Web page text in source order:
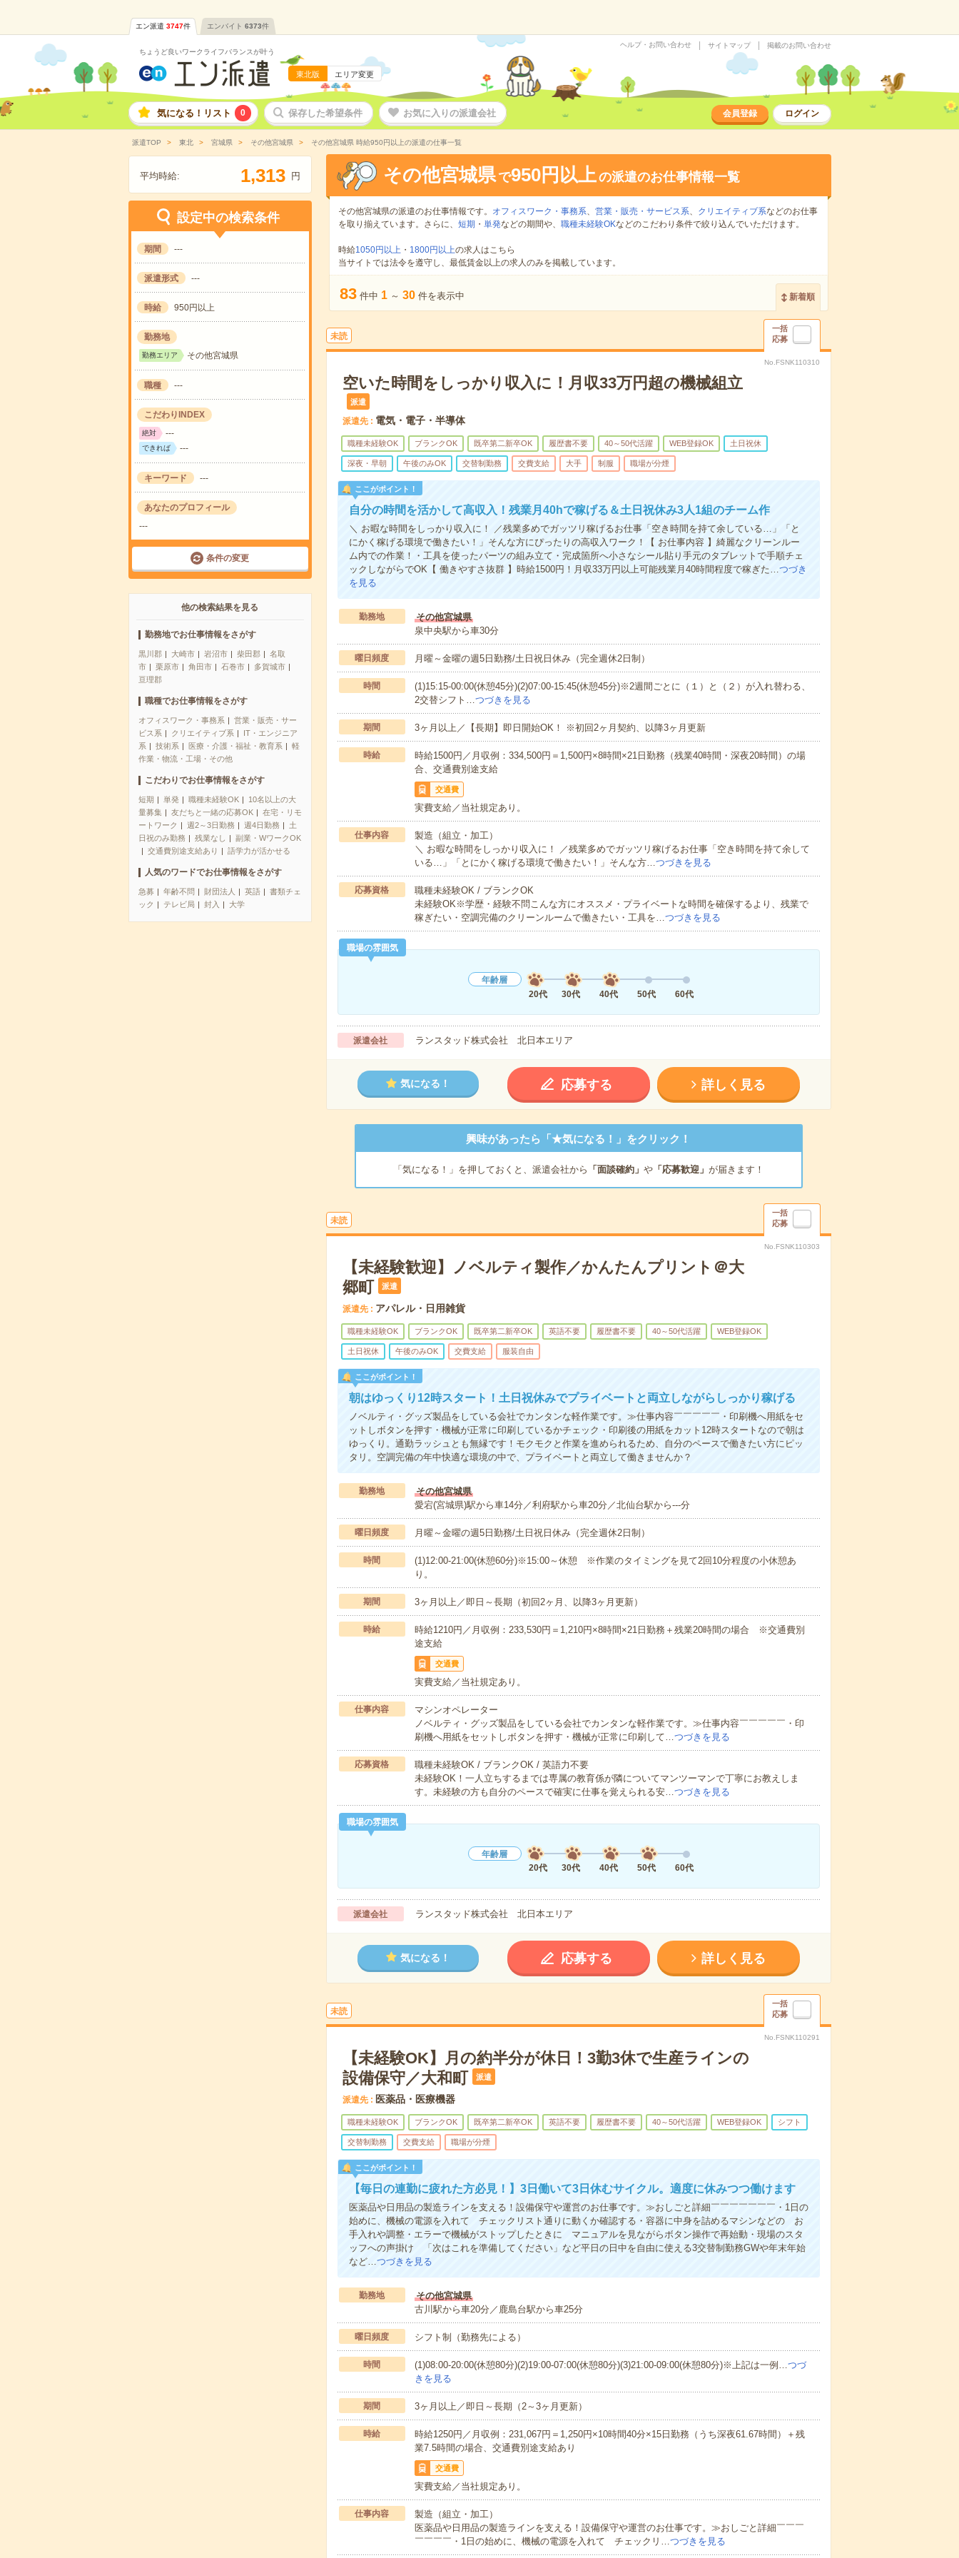
エン派遣 3747件 エンバイト 6373件
ちょうど良いワークライフバランスが叶う
東北版 エリア変更
ヘルプ・お問い合わせ サイトマップ 掲載のお問い合わせ
気になる！リスト 0 保存した希望条件 お気に入りの派遣会社 会員登録 ログイン
派遣TOP 東北 宮城県 その他宮城県 その他宮城県 時給950円以上の派遣の仕事一覧
平均時給: 1,313 円
設定中の検索条件
期間 ---
派遣形式 ---
時給 950円以上
勤務地
勤務エリア その他宮城県
職種 ---
こだわりINDEX
絶対 ---
できれば ---
キーワード ---
あなたのプロフィール
---
条件の変更
他の検索結果を見る
勤務地でお仕事情報をさがす
黒川郡 大崎市 岩沼市 柴田郡
名取
市
栗原市 角田市 石巻市
多賀城市
亘理郡
職種でお仕事情報をさがす
オフィスワーク・事務系
営業・販売・サー
ビス系
クリエイティブ系
IT・エンジニア
系
技術系 医療・介護・福祉・教育系
軽
作業・物流・工場・その他
こだわりでお仕事情報をさがす
短期 単発 職種未経験OK
10名以上の大
量募集
友だちと一緒の応募OK
在宅・リモ
ートワーク
週2～3日勤務 週4日勤務
土
日祝のみ勤務
残業なし
副業・WワークOK
交通費別途支給あり
語学力が活かせる
人気のワードでお仕事情報をさがす
急募 年齢不問 財団法人 英語
書類チェ
ック
テレビ局 封入 大学
その他宮城県 で950円以上の派遣のお仕事情報一覧
その他宮城県の派遣のお仕事情報です。 オフィスワーク・事務系、 営業・販売・サービス系、 クリエイティブ系などのお仕事
を取り揃えています。さらに、 短期 ・ 単発などの期間や、 職種未経験OKなどのこだわり条件で絞り込んでいただけます。
時給1050円以上・ 1800円以上の求人はこちら
当サイトでは法令を遵守し、最低賃金以上の求人のみを掲載しています。
83 件中 1 ～ 30 件を表示中 新着順
未読
一括
応募
No.FSNK110310
空いた時間をしっかり収入に！月収33万円超の機械組立
派遣
派遣先 電気・電子・半導体
職種未経験OK ブランクOK 既卒第二新卒OK 履歴書不要 40～50代活躍 WEB登録OK 土日祝休
深夜・早朝 午後のみOK 交替制勤務 交費支給 大手 制服 職場が分煙
ここがポイント！
自分の時間を活かして高収入！残業月40hで稼げる＆土日祝休み3人1組のチーム作
＼ お暇な時間をしっかり収入に！ ／残業多めでガッツリ稼げるお仕事「空き時間を持て余している…」「と
にかく稼げる環境で働きたい！」そんな方にぴったりの高収入ワーク！【 お仕事内容 】綺麗なクリーンルー
ム内での作業！・工具を使ったパーツの組み立て・完成箇所へ小さなシール貼り手元のタブレットで手順チェ
ックしながらでOK【 働きやすさ抜群 】時給1500円！月収33万円以上可能残業月40時間程度で稼ぎた…つづき
を見る
勤務地
その他宮城県
泉中央駅から車30分
曜日頻度 月曜～金曜の週5日勤務/土日祝日休み（完全週休2日制）
時間
(1)15:15-00:00(休憩45分)(2)07:00-15:45(休憩45分)※2週間ごとに（１）と（２）が入れ替わる、
2交替シフト…つづきを見る
期間 3ヶ月以上／【長期】即日開始OK！ ※初回2ヶ月契約、以降3ヶ月更新
時給
時給1500円／月収例：334,500円＝1,500円×8時間×21日勤務（残業40時間・深夜20時間）の場
合、交通費別途支給
交通費
実費支給／当社規定あり。
仕事内容
製造（組立・加工）
＼ お暇な時間をしっかり収入に！ ／残業多めでガッツリ稼げるお仕事「空き時間を持て余して
いる…」「とにかく稼げる環境で働きたい！」そんな方…つづきを見る
応募資格
職種未経験OK / ブランクOK
未経験OK※学歴・経験不問こんな方にオススメ・プライベートな時間を確保するより、残業で
稼ぎたい・空調完備のクリーンルームで働きたい・工具を…つづきを見る
職場の雰囲気
年齢層
20代
30代 40代 50代 60代
派遣会社 ランスタッド株式会社 北日本エリア
気になる！ 応募する 詳しく見る
興味があったら「★気になる！」をクリック！
「気になる！」を押しておくと、派遣会社から 「面談確約」 や「応募歓迎」 が届きます！
未読
一括
応募
No.FSNK110303
【未経験歓迎】ノベルティ製作／かんたんプリント＠大
郷町
派遣
派遣先 アパレル・日用雑貨
職種未経験OK ブランクOK 既卒第二新卒OK 英語不要 履歴書不要 40～50代活躍 WEB登録OK
土日祝休 午後のみOK 交費支給 服装自由
ここがポイント！
朝はゆっくり12時スタート！土日祝休みでプライベートと両立しながらしっかり稼げる
ノベルティ・グッズ製品をしている会社でカンタンな軽作業です。≫仕事内容￣￣￣￣￣・印刷機へ用紙をセ
ットしボタンを押す・機械が正常に印刷しているかチェック・印刷後の用紙をカット12時スタートなので朝は
ゆっくり。通勤ラッシュとも無縁です！モクモクと作業を進められるため、自分のペースで働きたい方にピッ
タリ。空調完備の年中快適な環境の中で、プライベートと両立して働きませんか？
勤務地
その他宮城県
愛宕(宮城県)駅から車14分／利府駅から車20分／北仙台駅から---分
曜日頻度 月曜～金曜の週5日勤務/土日祝日休み（完全週休2日制）
時間
(1)12:00-21:00(休憩60分)※15:00～休憩 ※作業のタイミングを見て2回10分程度の小休憩あ
り。
期間 3ヶ月以上／即日～長期（初回2ヶ月、以降3ヶ月更新）
時給
時給1210円／月収例：233,530円＝1,210円×8時間×21日勤務＋残業20時間の場合 ※交通費別
途支給
交通費
実費支給／当社規定あり。
仕事内容
マシンオペレーター
ノベルティ・グッズ製品をしている会社でカンタンな軽作業です。≫仕事内容￣￣￣￣￣・印
刷機へ用紙をセットしボタンを押す・機械が正常に印刷して… つづきを見る
応募資格
職種未経験OK / ブランクOK / 英語力不要
未経験OK！一人立ちするまでは専属の教育係が隣についてマンツーマンで丁寧にお教えしま
す。未経験の方も自分のペースで確実に仕事を覚えられる安… つづきを見る
職場の雰囲気
年齢層
20代
30代 40代 50代 60代
派遣会社 ランスタッド株式会社 北日本エリア
気になる！ 応募する 詳しく見る
未読
一括
応募
No.FSNK110291
【未経験OK】月の約半分が休日！3勤3休で生産ラインの
設備保守／大和町
派遣
派遣先 医薬品・医療機器
職種未経験OK ブランクOK 既卒第二新卒OK 英語不要 履歴書不要 40～50代活躍 WEB登録OK シフト
交替制勤務 交費支給 職場が分煙
ここがポイント！
【毎日の連勤に疲れた方必見！】3日働いて3日休むサイクル。適度に休みつつ働けます
医薬品や日用品の製造ラインを支える！設備保守や運営のお仕事です。≫おしごと詳細￣￣￣￣￣￣￣・1日の
始めに、機械の電源を入れて チェックリスト通りに動くか確認する・容器に中身を詰めるマシンなどの お
手入れや調整・エラーで機械がストップしたときに マニュアルを見ながらボタン操作で再始動・現場のスタ
ッフへの声掛け 「次はこれを準備してください」など平日の日中を自由に使える3交替制勤務GWや年末年始
など…つづきを見る
勤務地
その他宮城県
古川駅から車20分／鹿島台駅から車25分
曜日頻度 シフト制（勤務先による）
時間 (1)08:00-20:00(休憩80分)(2)19:00-07:00(休憩80分)(3)21:00-09:00(休憩80分)※上記は一例…つづ
きを見る
期間 3ヶ月以上／即日～長期（2～3ヶ月更新）
時給
時給1250円／月収例：231,067円＝1,250円×10時間40分×15日勤務（うち深夜61.67時間）＋残
業7.5時間の場合、交通費別途支給あり
交通費
実費支給／当社規定あり。
仕事内容
製造（組立・加工）
医薬品や日用品の製造ラインを支える！設備保守や運営のお仕事です。≫おしごと詳細￣￣￣
￣￣￣￣・1日の始めに、機械の電源を入れて チェックリ…つづきを見る